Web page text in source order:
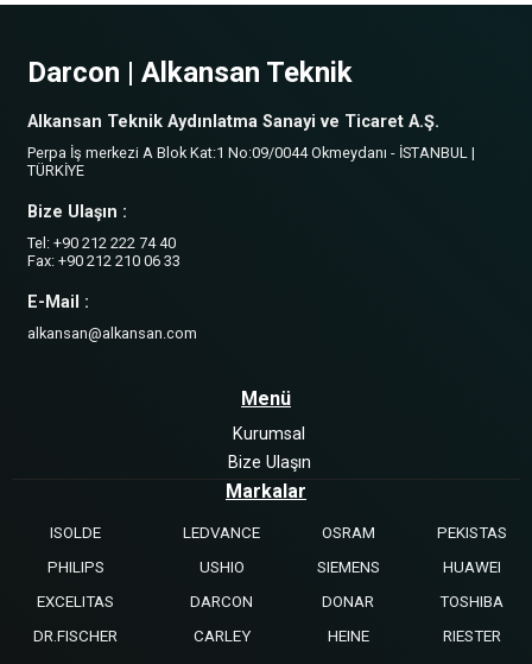
Darcon | Alkansan Teknik
Alkansan Teknik Aydınlatma Sanayi ve Ticaret A.Ş.
Perpa İş merkezi A Blok Kat:1 No:09/0044 Okmeydanı - İSTANBUL |
TÜRKİYE
Bize Ulaşın :
Tel: +90 212 222 74 40
Fax: +90 212 210 06 33
E-Mail :
alkansan@alkansan.com
Menü
Kurumsal
Bize Ulaşın
Markalar
ISOLDE LEDVANCE OSRAM
PEKISTAS
PHILIPS
USHIO SIEMENS
HUAWEI
EXCELITAS
DARCON DONAR
TOSHIBA
DR.FISCHER
CARLEY HEINE
RIESTER